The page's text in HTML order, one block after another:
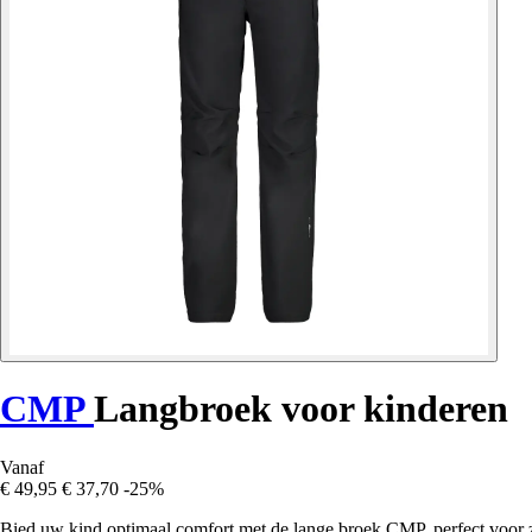
CMPLangbroek voor kinderen
Vanaf
€ 49,95 € 37,70 -25%